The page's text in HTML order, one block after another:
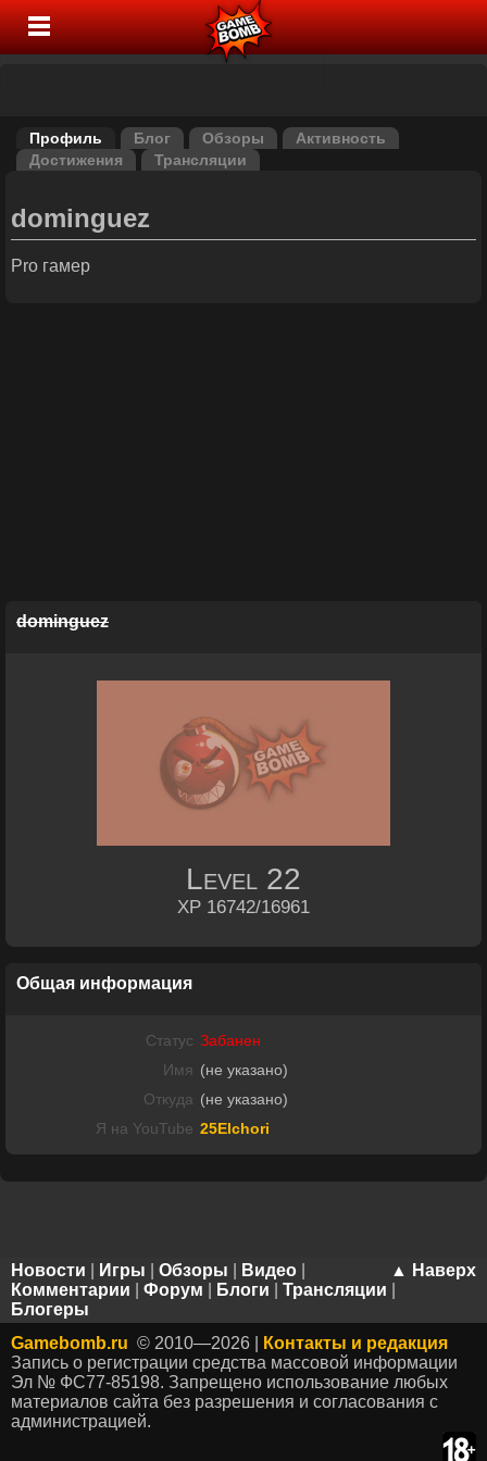
Профиль Блог Обзоры
Активность
Достижения
Трансляции
dominguez
Pro гамер
dominguez
Level 22
XP 16742/16961
Общая информация
Статус Забанен
Имя (не указано)
Откуда (не указано)
Я на YouTube 25Elchori
▲ Наверх
Новости Игры Обзоры Видео
Комментарии
Форум Блоги Трансляции
Блогеры
Gamebomb.ru © 2010—2026 |
Контакты и редакция
Запись о регистрации средства массовой информации
Эл № ФС77-85198. Запрещено использование любых
материалов сайта без разрешения и согласования с
администрацией.